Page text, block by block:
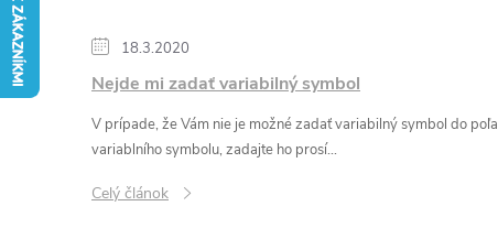
V
ý
p
i
18.3.2020
Nejde mi zadať variabilný symbol
V prípade, že Vám nie je možné zadať variabilný symbol do poľa
variablního symbolu, zadajte ho prosí...
Celý článok